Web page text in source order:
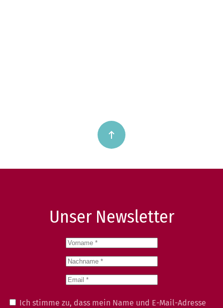
Unser Newsletter
Ich stimme zu, dass mein Name und E-Mail-Adresse